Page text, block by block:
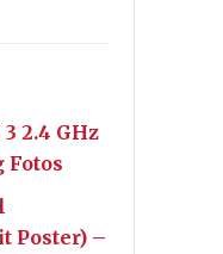
2.4 GHz
Poster) –